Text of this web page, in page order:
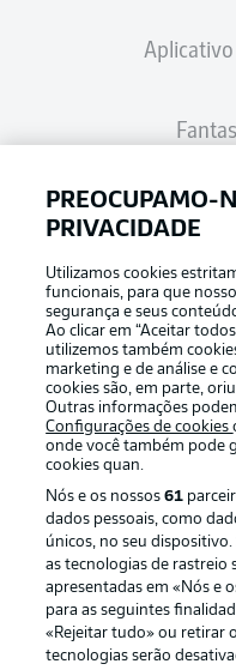
Escolha seu idioma
Português
Football
PREOCUPAMO-
PRIVACIDADE
Utilizamos cookies
funcionais, para que
segurança e seus
Ao clicar em “Aceitar
utilizemos também
marketing e de análise e
cookies são, em parte,
Outras informações
Configurações de cookies
onde você também pode
cookies quan.
Nós e os nossos61
dados pessoais, como
únicos, no seu
as tecnologias de rastreio
apresentadas em «Nós e
para as seguintes
«Rejeitar tudo» ou retirar
tecnologias serão